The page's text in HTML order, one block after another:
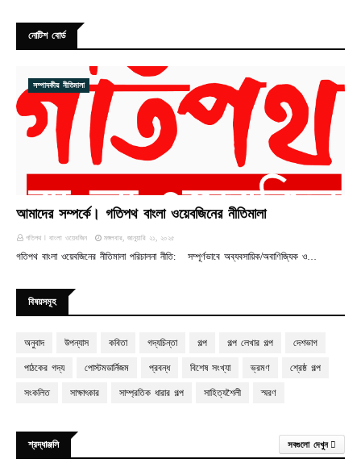
নোটিশ বোর্ড
সম্পাদকীয় নীতিমালা
আমাদের সম্পর্কে। গতিপথ বাংলা ওয়েবজিনের নীতিমালা
গতিপথ ꘡ বাংলা ওয়েবজিন মঙ্গলবার, জানুয়ারি ২১, ২০২৫
গতিপথ বাংলা ওয়েবজিনের নীতিমালা পরিচালনা নীতি: সম্পূর্ণভাবে অব্যবসায়িক/অবাণিজ্যিক ও…
বিষয়সমূহ
অনুবাদ উপন্যাস কবিতা গদ্যচিন্তা গল্প গল্প লেখার গল্প দেশভাগ
পাঠকের গদ্য পোস্টমডার্নিজম প্রবন্ধ বিশেষ সংখ্যা ভ্রমণ শ্রেষ্ঠ গল্প
সংকলিত সাক্ষাৎকার সাম্প্রতিক ধারার গল্প সাহিত্যশৈলী স্মরণ
শ্রদ্ধাঞ্জলি সবগুলো দেখুন